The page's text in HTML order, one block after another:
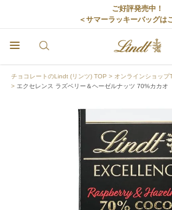
ご好評発売中！
＜サマーラッキーバッグは
チョコレートのLindt (リンツ) TOP オンラインショップ
エクセレンス ラズベリー＆ヘーゼルナッツ 70%カカオ